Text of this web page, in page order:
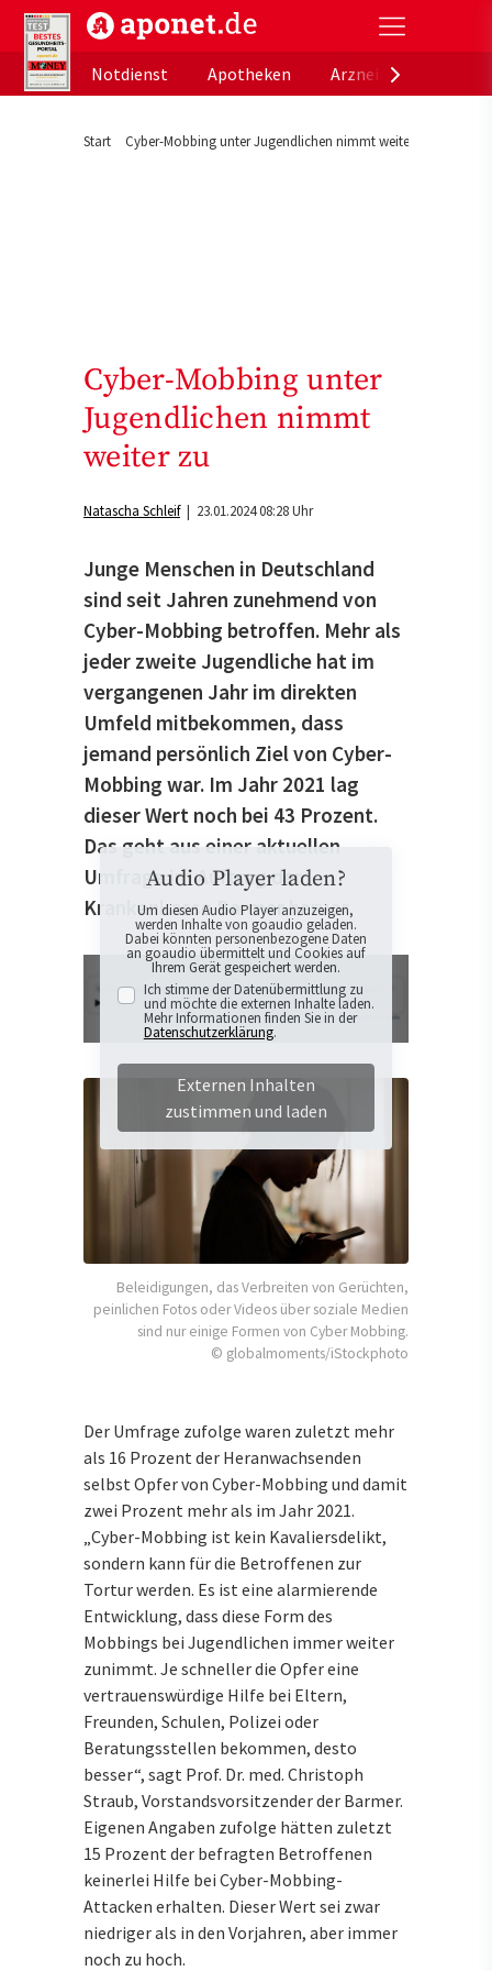
aponet.de - Das offizielle Gesundheitsportal der
Notdienst
Apotheken
Start Cyber-Mobbing unter Jugendlichen nimmt weiter zu
Cyber-Mobbing unter
Jugendlichen nimmt
weiter zu
Natascha Schleif| 23.01.2024 08:28 Uhr
Junge Menschen in Deutschland
sind seit Jahren zunehmend von
Cyber-Mobbing betroffen. Mehr als
jeder zweite Jugendliche hat im
vergangenen Jahr im direkten
Umfeld mitbekommen, dass
jemand persönlich Ziel von Cyber-
Mobbing war. Im Jahr 2021 lag
dieser Wert noch bei 43 Prozent.
Das geht aus einer aktuellen
Umfrage im Auftrag der
Krankenkasse Barmer hervor.
Audio Player laden?
Um diesen Audio Player anzuzeigen,
werden Inhalte von goaudio geladen.
Dabei könnten personenbezogene Daten
an goaudio übermittelt und Cookies auf
Ihrem Gerät gespeichert werden.
Ich stimme der Datenübermittlung zu
und möchte die externen Inhalte laden.
Mehr Informationen finden Sie in der
Datenschutzerklärung.
Externen Inhalten
zustimmen und laden
Beleidigungen, das Verbreiten von Gerüchten,
peinlichen Fotos oder Videos über soziale Medien
sind nur einige Formen von Cyber Mobbing.
© globalmoments/iStockphoto
Der Umfrage zufolge waren zuletzt mehr
als 16 Prozent der Heranwachsenden
selbst Opfer von Cyber-Mobbing und damit
zwei Prozent mehr als im Jahr 2021.
„Cyber-Mobbing ist kein Kavaliersdelikt,
sondern kann für die Betroffenen zur
Tortur werden. Es ist eine alarmierende
Entwicklung, dass diese Form des
Mobbings bei Jugendlichen immer weiter
zunimmt. Je schneller die Opfer eine
vertrauenswürdige Hilfe bei Eltern,
Freunden, Schulen, Polizei oder
Beratungsstellen bekommen, desto
besser“, sagt Prof. Dr. med. Christoph
Straub, Vorstandsvorsitzender der Barmer.
Eigenen Angaben zufolge hätten zuletzt
15 Prozent der befragten Betroffenen
keinerlei Hilfe bei Cyber-Mobbing-
Attacken erhalten. Dieser Wert sei zwar
niedriger als in den Vorjahren, aber immer
noch zu hoch.